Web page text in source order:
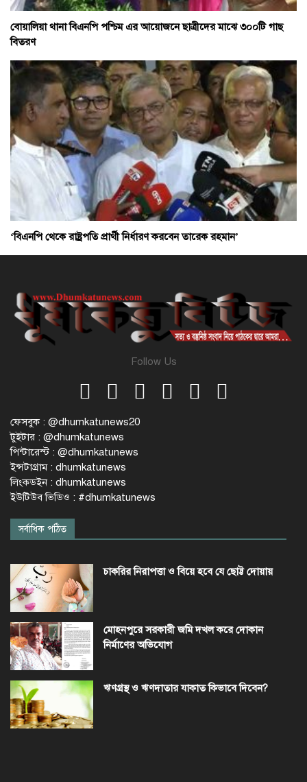
বোয়ালিয়া থানা বিএনপি পশ্চিম এর আয়োজনে ছাত্রীদের মাঝে ৩০০টি গাছ
বিতরণ
‘বিএনপি থেকে রাষ্ট্রপতি প্রার্থী নির্ধারণ করবেন তারেক রহমান’
Follow Us
ফেসবুক : @dhumkatunews20
টুইটার : @dhumkatunews
পিন্টারেস্ট : @dhumkatunews
ইন্সটাগ্রাম : dhumkatunews
লিংকডইন : dhumkatunews
ইউটিউব ভিডিও : #dhumkatunews
সর্বাধিক পঠিত
চাকরির নিরাপত্তা ও বিয়ে হবে যে ছোট্ট দোয়ায়
মোহনপুরে সরকারী জমি দখল করে দোকান
নির্মাণের অভিযোগ
ঋণগ্রস্থ ও ঋণদাতার যাকাত কিভাবে দিবেন?